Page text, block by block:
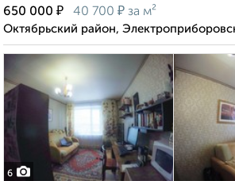
650 000 ₽ 40 700 ₽ за м²
Октябрьский район,
6